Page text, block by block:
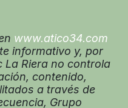
www.atico34.com
informativo y, por
La Riera no controla
contenido,
a través de
Grupo